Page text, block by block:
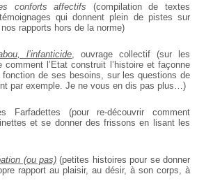
conforts affectifs (compilation de textes
qui donnent plein de pistes sur
rapports hors de la norme)
l’infanticide , ouvrage collectif (sur les
l’Etat construit l’histoire et façonne
de ses besoins, sur les questions de
par exemple. Je ne vous en dis pas plus…)
Farfadettes (pour re-découvrir comment
et se donner des frissons en lisant les
(ou pas) (petites histoires pour se donner
rapport au plaisir, au désir, à son corps, à